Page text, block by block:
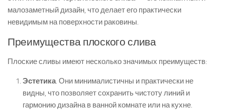
малозаметный дизайн, что делает его практически
невидимым на поверхности раковины.
Преимущества плоского слива
Плоские сливы имеют несколько значимых преимуществ:
Эстетика. Они минималистичны и практически не
видны, что позволяет сохранить чистоту линий и
гармонию дизайна в ванной комнате или на кухне.